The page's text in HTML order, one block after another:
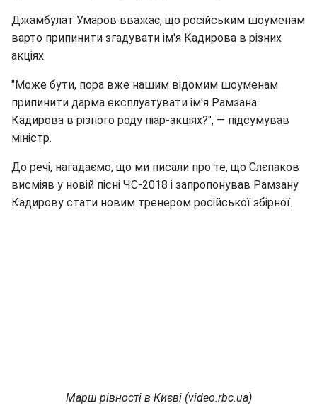
Джамбулат Умаров вважає, що російським шоуменам
варто припинити згадувати ім'я Кадирова в різних
акціях.
"Може бути, пора вже нашим відомим шоуменам
припинити дарма експлуатувати ім'я Рамзана
Кадирова в різного роду піар-акціях?", — підсумував
міністр.
До речі, нагадаємо, що ми писали про те, що Слєпаков
висміяв у новій пісні ЧС-2018 і запропонував Рамзану
Кадирову стати новим тренером російської збірної.
Марш рівності в Києві (video.rbc.ua)